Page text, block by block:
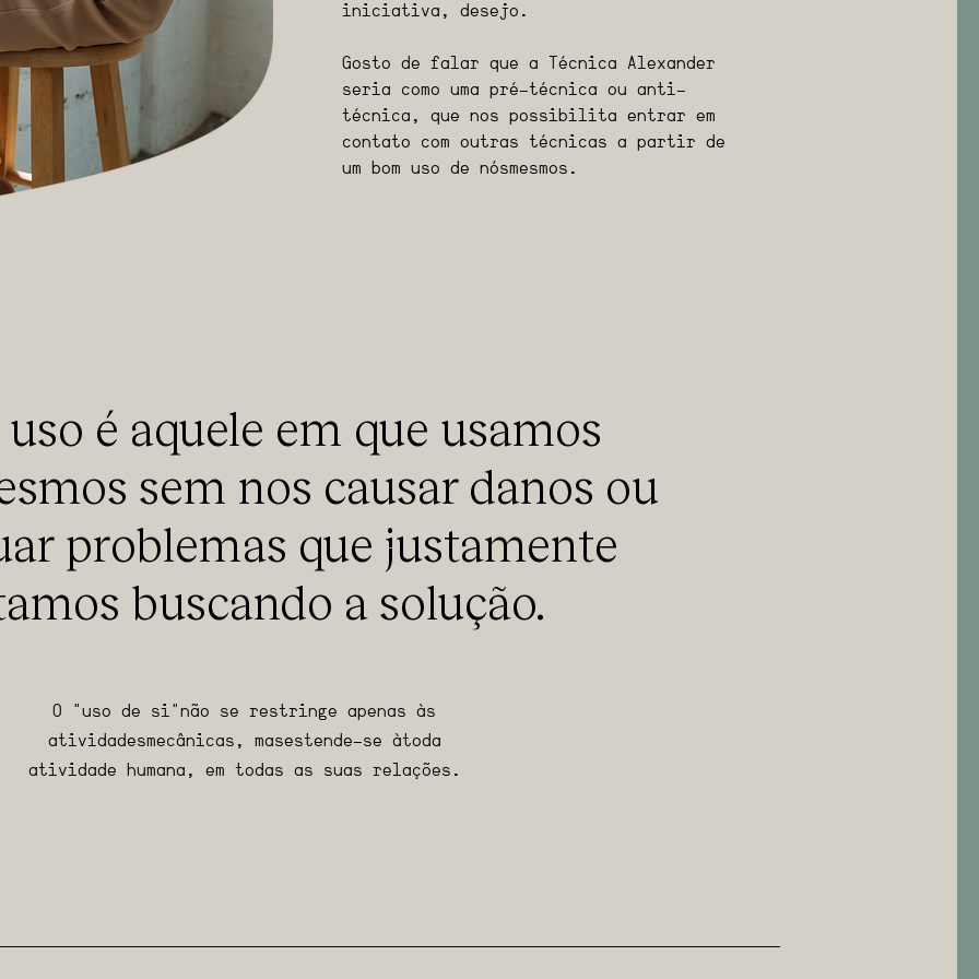
iniciativa, desejo.
Gosto de falar que a Técnica Alexander
seria como uma pré-técnica ou anti-
técnica, que nos possibilita entrar em
contato com outras técnicas a partir de
um bom uso de nós mesmos.
é aquele em que usamos
sem nos causar danos ou
problemas que justamente
buscando a solução.
O "uso de si" não se restringe apenas às
atividades mecânicas, mas estende-se à toda
atividade humana, em todas as suas relações.